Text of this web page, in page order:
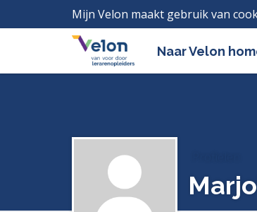
Mijn Velon maakt gebruik van
Naar Velon